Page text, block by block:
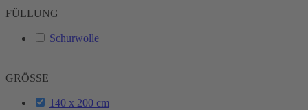
FÜLLUNG
Schurwolle
GRÖSSE
140 x 200 cm